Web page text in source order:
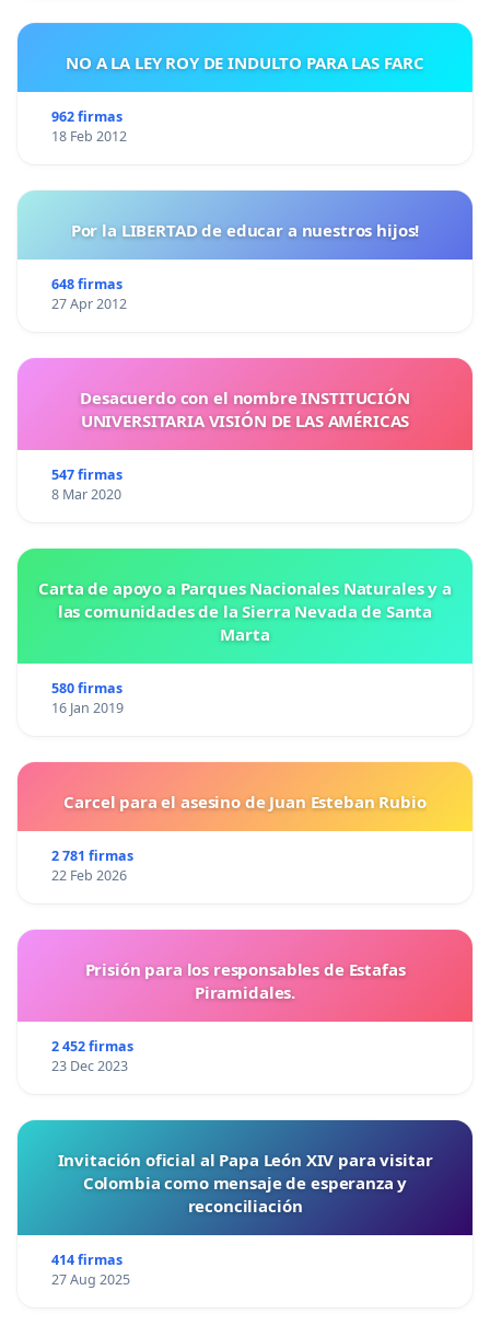
NO A LA LEY ROY DE INDULTO PARA LAS FARC
962 firmas
18 Feb 2012
Por la LIBERTAD de educar a nuestros hijos!
648 firmas
27 Apr 2012
Desacuerdo con el nombre INSTITUCIÓN
UNIVERSITARIA VISIÓN DE LAS AMÉRICAS
547 firmas
8 Mar 2020
Carta de apoyo a Parques Nacionales Naturales y a
las comunidades de la Sierra Nevada de Santa
Marta
580 firmas
16 Jan 2019
Carcel para el asesino de Juan Esteban Rubio
2 781 firmas
22 Feb 2026
Prisión para los responsables de Estafas
Piramidales.
2 452 firmas
23 Dec 2023
Invitación oficial al Papa León XIV para visitar
Colombia como mensaje de esperanza y
reconciliación
414 firmas
27 Aug 2025